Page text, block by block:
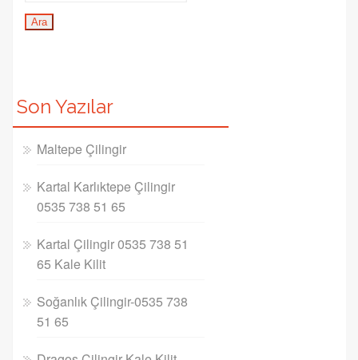
Son Yazılar
Maltepe Çilingir
Kartal Karlıktepe Çilingir
0535 738 51 65
Kartal Çilingir 0535 738 51
65 Kale Kilit
Soğanlık Çilingir-0535 738
51 65